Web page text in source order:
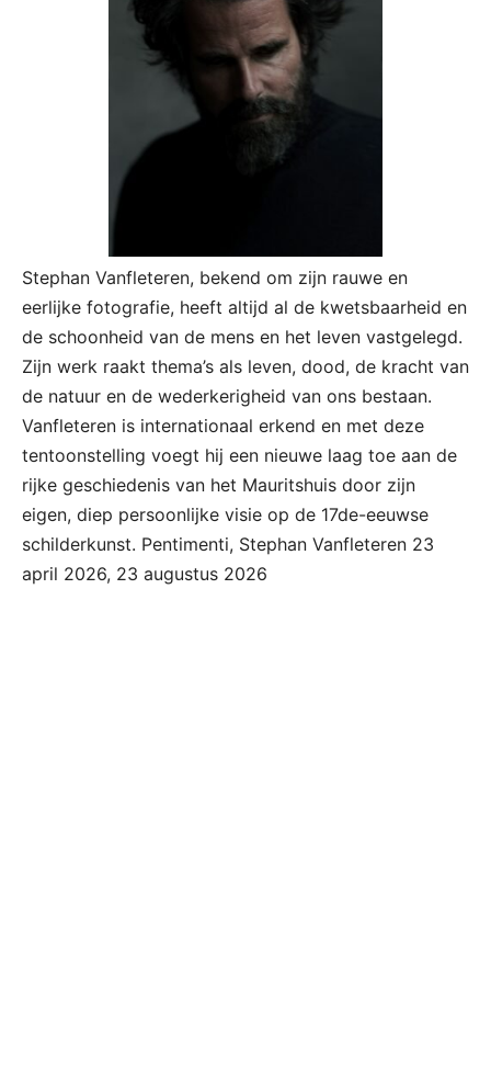
Stephan Vanfleteren, bekend om zijn rauwe en
eerlijke fotografie, heeft altijd al de kwetsbaarheid en
de schoonheid van de mens en het leven vastgelegd.
Zijn werk raakt thema’s als leven, dood, de kracht van
de natuur en de wederkerigheid van ons bestaan.
Vanfleteren is internationaal erkend en met deze
tentoonstelling voegt hij een nieuwe laag toe aan de
rijke geschiedenis van het Mauritshuis door zijn
eigen, diep persoonlijke visie op de 17de-eeuwse
schilderkunst. Pentimenti, Stephan Vanfleteren 23
april 2026, 23 augustus 2026